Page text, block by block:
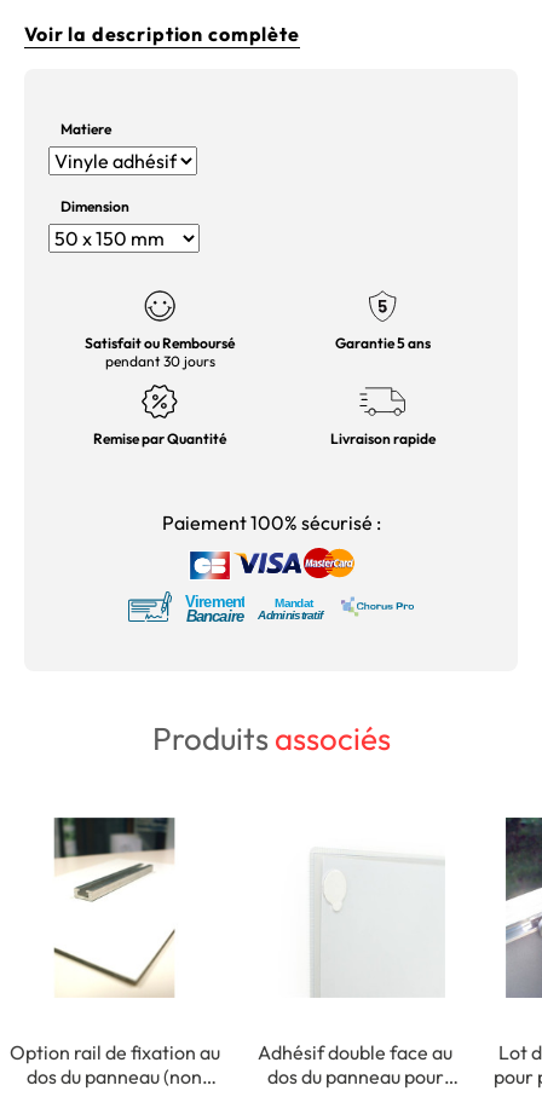
Voir la description complète
Matiere
Dimension
Satisfait ou Remboursé
pendant 30 jours
Garantie 5 ans
Remise par Quantité Livraison rapide
Paiement 100% sécurisé :
Produitsassociés
Option rail de fixation au
dos du panneau (non
Adhésif double face au
dos du panneau pour
Lot
pour